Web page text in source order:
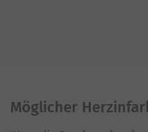
Möglicher